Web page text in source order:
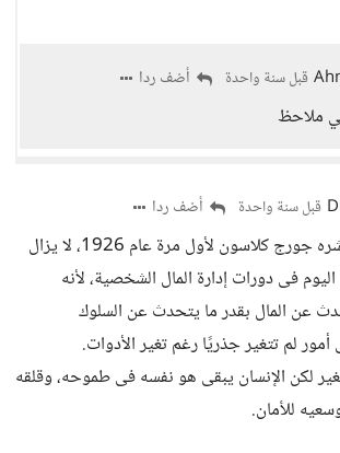
قبل سنة واحدة أضف ردا
ملاحظ
قبل سنة واحدة أضف ردا
الكتاب الذى نشره جورج كلاسون لأول مرة عام 1926، لا يزال
فى دورات إدارة المال الشخصية، لأنه
عن المال بقدر ما يتحدث عن السلوك
لم تتغير جذريًا رغم تغير الأدوات.
لكن الإنسان يبقى هو نفسه فى طموحه، وقلقه
للأمان.